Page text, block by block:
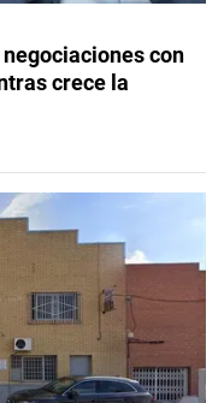
con
crece la